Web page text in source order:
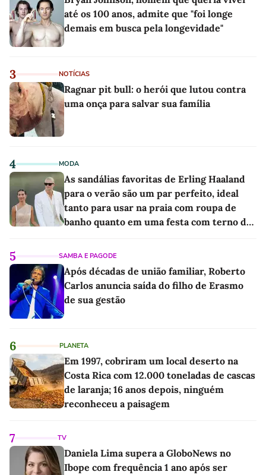
até os 100 anos, admite que "foi longe
demais em busca pela longevidade"
3 NOTÍCIAS
Ragnar pit bull: o herói que lutou contra
uma onça para salvar sua família
4 MODA
As sandálias favoritas de Erling Haaland
para o verão são um par perfeito, ideal
tanto para usar na praia com roupa de
banho quanto em uma festa com terno de
5 SAMBA E PAGODE
Após décadas de união familiar, Roberto
Carlos anuncia saída do filho de Erasmo
de sua gestão
6 PLANETA
Em 1997, cobriram um local deserto na
Costa Rica com 12.000 toneladas de cascas
de laranja; 16 anos depois, ninguém
reconheceu a paisagem
7 TV
Daniela Lima supera a GloboNews no
Ibope com frequência 1 ano após ser